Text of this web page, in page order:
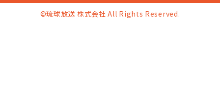
©琉球放送 株式会社 All Rights Reserved.